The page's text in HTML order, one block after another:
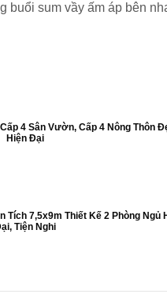
buổi sum vầy ấm áp bên
4 Sân Vườn, Cấp 4 Nông Thôn
Hiện Đại
Tích 7,5x9m Thiết Kế 2 Phòng Ngủ
Tiện Nghi